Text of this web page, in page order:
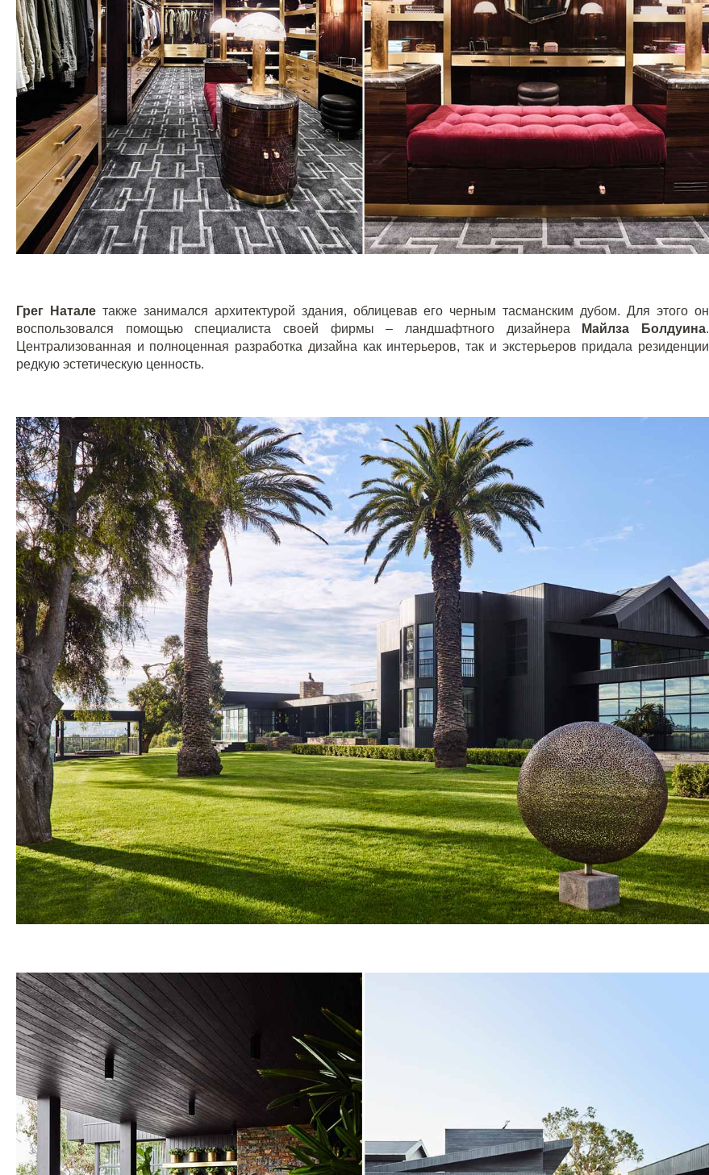
Грег Наталетакже занимался архитектурой здания, облицевав его черным тасманским дубом. Для этого он
воспользовался помощью специалиста своей фирмы – ландшафтного дизайнера
Майлза Болдуина.
Централизованная и полноценная разработка дизайна как интерьеров, так и экстерьеров придала резиденции
редкую эстетическую ценность.